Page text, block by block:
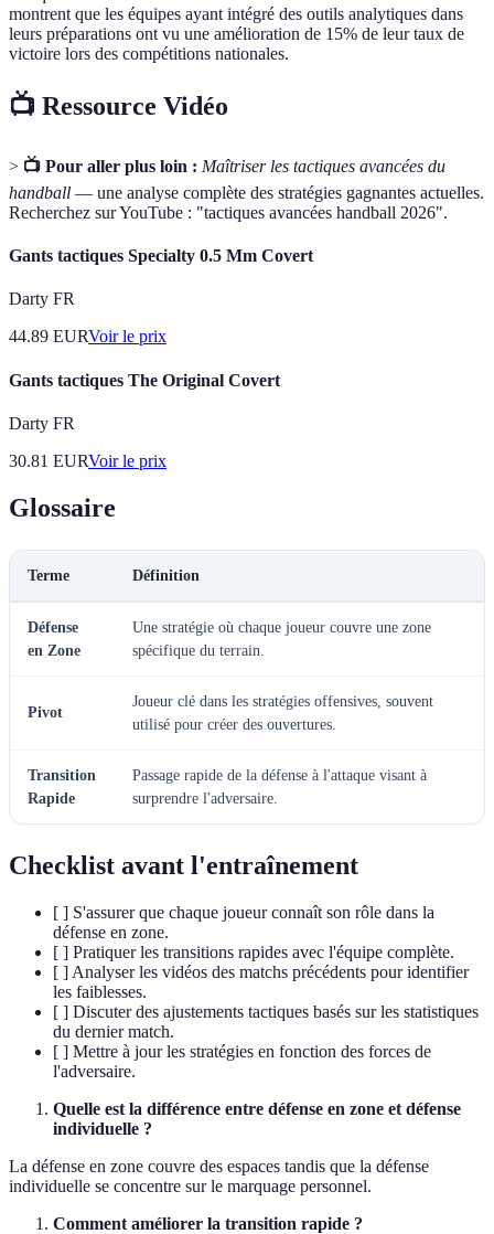
montrent que les équipes ayant intégré des outils analytiques dans
leurs préparations ont vu une amélioration de 15% de leur taux de
victoire lors des compétitions nationales.
📺 Ressource Vidéo
> 📺 Pour aller plus loin : Maîtriser les tactiques avancées du
handball — une analyse complète des stratégies gagnantes actuelles.
Recherchez sur YouTube : "tactiques avancées handball 2026".
Gants tactiques Specialty 0.5 Mm Covert
Darty FR
44.89 EURVoir le prix
Gants tactiques The Original Covert
Darty FR
30.81 EURVoir le prix
Glossaire
Terme Définition
Défense
en Zone
Une stratégie où chaque joueur couvre une zone
spécifique du terrain.
Pivot
Joueur clé dans les stratégies offensives, souvent
utilisé pour créer des ouvertures.
Transition
Rapide
Passage rapide de la défense à l'attaque visant à
surprendre l'adversaire.
Checklist avant l'entraînement
[ ] S'assurer que chaque joueur connaît son rôle dans la
défense en zone.
[ ] Pratiquer les transitions rapides avec l'équipe complète.
[ ] Analyser les vidéos des matchs précédents pour identifier
les faiblesses.
[ ] Discuter des ajustements tactiques basés sur les statistiques
du dernier match.
[ ] Mettre à jour les stratégies en fonction des forces de
l'adversaire.
Quelle est la différence entre défense en zone et défense
individuelle ?
La défense en zone couvre des espaces tandis que la défense
individuelle se concentre sur le marquage personnel.
Comment améliorer la transition rapide ?